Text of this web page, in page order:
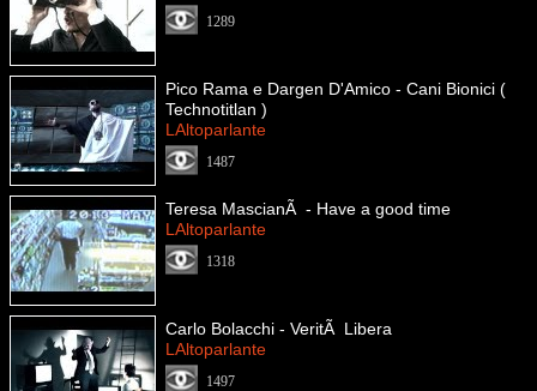
1289
Pico Rama e Dargen D'Amico - Cani Bionici (
Technotitlan )
LAltoparlante
1487
Teresa MascianÃ - Have a good time
LAltoparlante
1318
Carlo Bolacchi - VeritÃ Libera
LAltoparlante
1497